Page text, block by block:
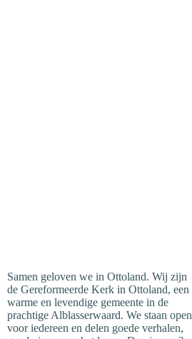
Samen geloven we in Ottoland. Wij zijn
de Gereformeerde Kerk in Ottoland, een
warme en levendige gemeente in de
prachtige Alblasserwaard. We staan open
voor iedereen en delen goede verhalen,